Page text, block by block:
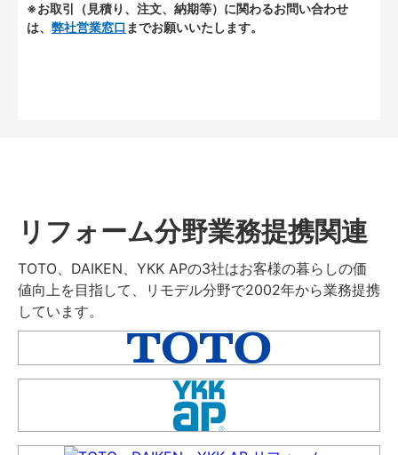
※お取引（見積り、注文、納期等）に関わるお問い合わせ
は、 弊社営業窓口 までお願いいたします。
リフォーム分野業務提携関連
TOTO、DAIKEN、YKK APの3社はお客様の暮らしの価
値向上を目指して、リモデル分野で2002年から業務提携
しています。